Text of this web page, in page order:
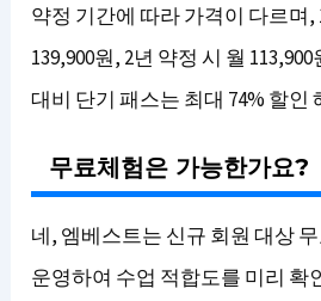
약정 기간에 따라 가격이 다르며,
139,900원, 2년 약정 시 월
대비 단기 패스는 최대 74% 할인
무료체험은 가능한가요?
네, 엠베스트는 신규 회원 대상
운영하여 수업 적합도를 미리 확